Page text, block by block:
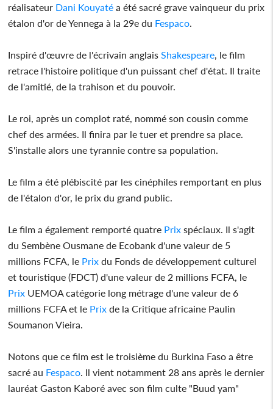
réalisateur Dani Kouyaté a été sacré grave vainqueur du prix
étalon d'or de Yennega à la 29e du Fespaco
Inspiré d'œuvre de l'écrivain anglais Shakespeare , le film
retrace l'histoire politique d'un puissant chef d'état. Il traite
de l'amitié, de la trahison et du pouvoir.
Le roi, après un complot raté, nommé son cousin comme
chef des armées. Il finira par le tuer et prendre sa place.
S'installe alors une tyrannie contre sa population.
Le film a été plébiscité par les cinéphiles remportant en plus
de l'étalon d'or, le prix du grand public.
Le film a également remporté quatre Prix spéciaux. Il s'agit
du Sembène Ousmane de Ecobank d'une valeur de 5
millions FCFA, le Prix du Fonds de développement culturel
et touristique (FDCT) d'une valeur de 2 millions FCFA, le
Prix UEMOA catégorie long métrage d'une valeur de 6
millions FCFA et le Prix de la Critique africaine Paulin
Soumanon Vieira.
Notons que ce film est le troisième du Burkina Faso a être
sacré au Fespaco . Il vient notamment 28 ans après le dernier
lauréat Gaston Kaboré avec son film culte "Buud yam"